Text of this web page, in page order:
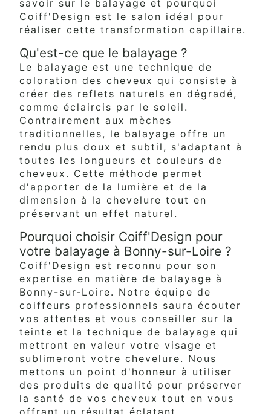
savoir sur le balayage et pourquoi
Coiff'Design est le salon idéal pour
réaliser cette transformation capillaire.
Qu'est-ce que le balayage ?
Le balayage est une technique de
coloration des cheveux qui consiste à
créer des reflets naturels en dégradé,
comme éclaircis par le soleil.
Contrairement aux mèches
traditionnelles, le balayage offre un
rendu plus doux et subtil, s'adaptant à
toutes les longueurs et couleurs de
cheveux. Cette méthode permet
d'apporter de la lumière et de la
dimension à la chevelure tout en
préservant un effet naturel.
Pourquoi choisir Coiff'Design pour
votre balayage à Bonny-sur-Loire ?
Coiff'Design est reconnu pour son
expertise en matière de balayage à
Bonny-sur-Loire. Notre équipe de
coiffeurs professionnels saura écouter
vos attentes et vous conseiller sur la
teinte et la technique de balayage qui
mettront en valeur votre visage et
sublimeront votre chevelure. Nous
mettons un point d'honneur à utiliser
des produits de qualité pour préserver
la santé de vos cheveux tout en vous